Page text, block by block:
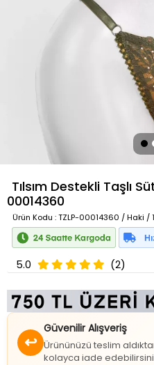
Tılsım Destekli Taşlı
00014360
Ürün Kodu : TZLP-00014360 / Haki /
5.0 (2)
↩
Güvenilir Alışveriş
Ürününüzü teslim
kolayca iade